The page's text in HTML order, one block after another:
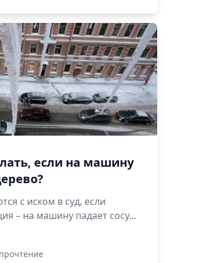
если на машину
с иском в суд, если
– на машину падает сосу...